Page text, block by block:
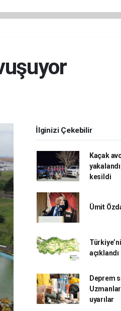
İlginizi Çekebilir
Kaçak
kesildi
Ümit
açıklandı
Deprem
uyarılar